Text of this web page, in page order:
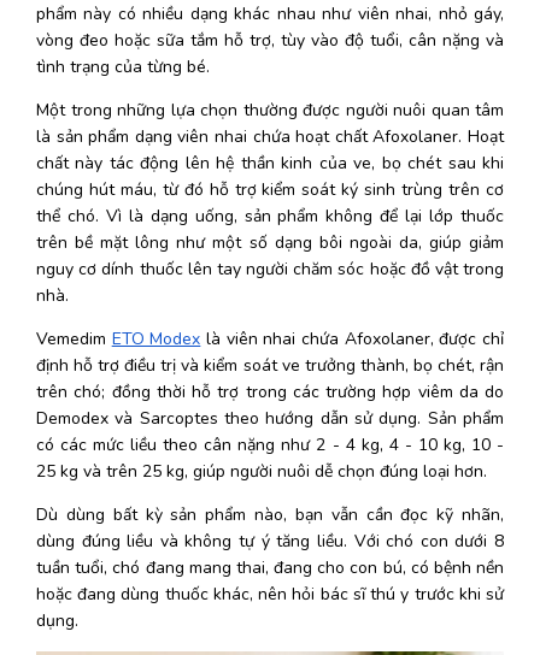
phẩm này có nhiều dạng khác nhau như viên nhai, nhỏ gáy,
vòng đeo hoặc sữa tắm hỗ trợ, tùy vào độ tuổi, cân nặng và
tình trạng của từng bé.
Một trong những lựa chọn thường được người nuôi quan tâm
là sản phẩm dạng viên nhai chứa hoạt chất Afoxolaner. Hoạt
chất này tác động lên hệ thần kinh của ve, bọ chét sau khi
chúng hút máu, từ đó hỗ trợ kiểm soát ký sinh trùng trên cơ
thể chó. Vì là dạng uống, sản phẩm không để lại lớp thuốc
trên bề mặt lông như một số dạng bôi ngoài da, giúp giảm
nguy cơ dính thuốc lên tay người chăm sóc hoặc đồ vật trong
nhà.
Vemedim ETO Modex là viên nhai chứa Afoxolaner, được chỉ
định hỗ trợ điều trị và kiểm soát ve trưởng thành, bọ chét, rận
trên chó; đồng thời hỗ trợ trong các trường hợp viêm da do
Demodex và Sarcoptes theo hướng dẫn sử dụng. Sản phẩm
có các mức liều theo cân nặng như 2 - 4 kg, 4 - 10 kg, 10 -
25 kg và trên 25 kg, giúp người nuôi dễ chọn đúng loại hơn.
Dù dùng bất kỳ sản phẩm nào, bạn vẫn cần đọc kỹ nhãn,
dùng đúng liều và không tự ý tăng liều. Với chó con dưới 8
tuần tuổi, chó đang mang thai, đang cho con bú, có bệnh nền
hoặc đang dùng thuốc khác, nên hỏi bác sĩ thú y trước khi sử
dụng.